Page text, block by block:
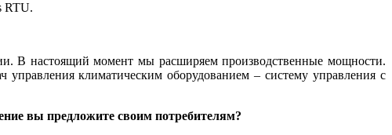
RTU.
В настоящий момент мы расширяем производственные мощности.
климатическим оборудованием – систему управления с
вы предложите своим потребителям?